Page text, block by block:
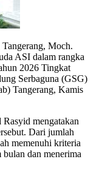
Moch.
ASI dalam rangka
2026 Tingkat
Serbaguna (GSG)
Tangerang, Kamis
Rasyid mengatakan
Dari jumlah
memenuhi kriteria
dan menerima